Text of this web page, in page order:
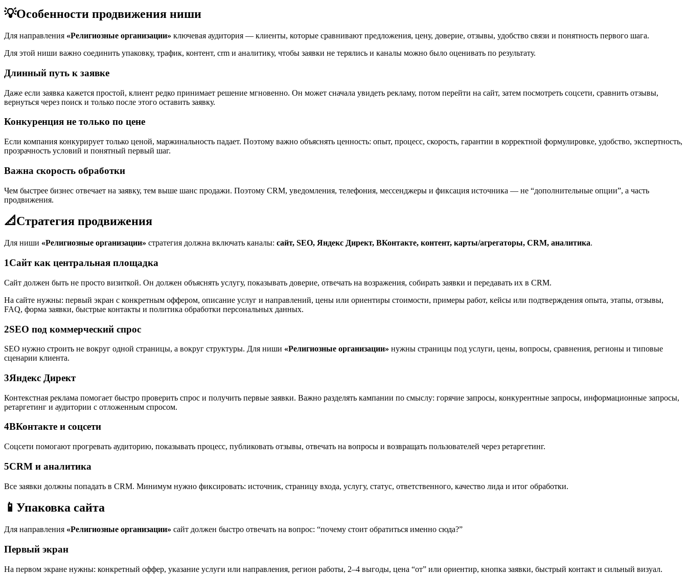
💡Особенности продвижения ниши
Для направления «Религиозные организации» ключевая аудитория — клиенты, которые сравнивают предложения, цену, доверие, отзывы, удобство связи и понятность первого шага.
Для этой ниши важно соединить упаковку, трафик, контент, crm и аналитику, чтобы заявки не терялись и каналы можно было оценивать по результату.
Длинный путь к заявке
Даже если заявка кажется простой, клиент редко принимает решение мгновенно. Он может сначала увидеть рекламу, потом перейти на сайт, затем посмотреть соцсети, сравнить отзывы,
вернуться через поиск и только после этого оставить заявку.
Конкуренция не только по цене
Если компания конкурирует только ценой, маржинальность падает. Поэтому важно объяснять ценность: опыт, процесс, скорость, гарантии в корректной формулировке, удобство, экспертность,
прозрачность условий и понятный первый шаг.
Важна скорость обработки
Чем быстрее бизнес отвечает на заявку, тем выше шанс продажи. Поэтому CRM, уведомления, телефония, мессенджеры и фиксация источника — не “дополнительные опции”, а часть
продвижения.
📐Стратегия продвижения
Для ниши «Религиозные организации» стратегия должна включать каналы: сайт, SEO, Яндекс Директ, ВКонтакте, контент, карты/агрегаторы, CRM, аналитика.
1Сайт как центральная площадка
Сайт должен быть не просто визиткой. Он должен объяснять услугу, показывать доверие, отвечать на возражения, собирать заявки и передавать их в CRM.
На сайте нужны: первый экран с конкретным оффером, описание услуг и направлений, цены или ориентиры стоимости, примеры работ, кейсы или подтверждения опыта, этапы, отзывы,
FAQ, форма заявки, быстрые контакты и политика обработки персональных данных.
2SEO под коммерческий спрос
SEO нужно строить не вокруг одной страницы, а вокруг структуры. Для ниши «Религиозные организации» нужны страницы под услуги, цены, вопросы, сравнения, регионы и типовые
сценарии клиента.
3Яндекс Директ
Контекстная реклама помогает быстро проверить спрос и получить первые заявки. Важно разделять кампании по смыслу: горячие запросы, конкурентные запросы, информационные запросы,
ретаргетинг и аудитории с отложенным спросом.
4ВКонтакте и соцсети
Соцсети помогают прогревать аудиторию, показывать процесс, публиковать отзывы, отвечать на вопросы и возвращать пользователей через ретаргетинг.
5CRM и аналитика
Все заявки должны попадать в CRM. Минимум нужно фиксировать: источник, страницу входа, услугу, статус, ответственного, качество лида и итог обработки.
📱 Упаковка сайта
Для направления «Религиозные организации» сайт должен быстро отвечать на вопрос: “почему стоит обратиться именно сюда?”
Первый экран
На первом экране нужны: конкретный оффер, указание услуги или направления, регион работы, 2–4 выгоды, цена “от” или ориентир, кнопка заявки, быстрый контакт и сильный визуал.